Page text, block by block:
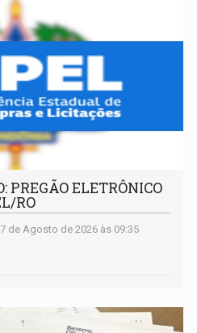
PREGÃO ELETRÔNICO
RO
de Agosto de 2026 às 09:35